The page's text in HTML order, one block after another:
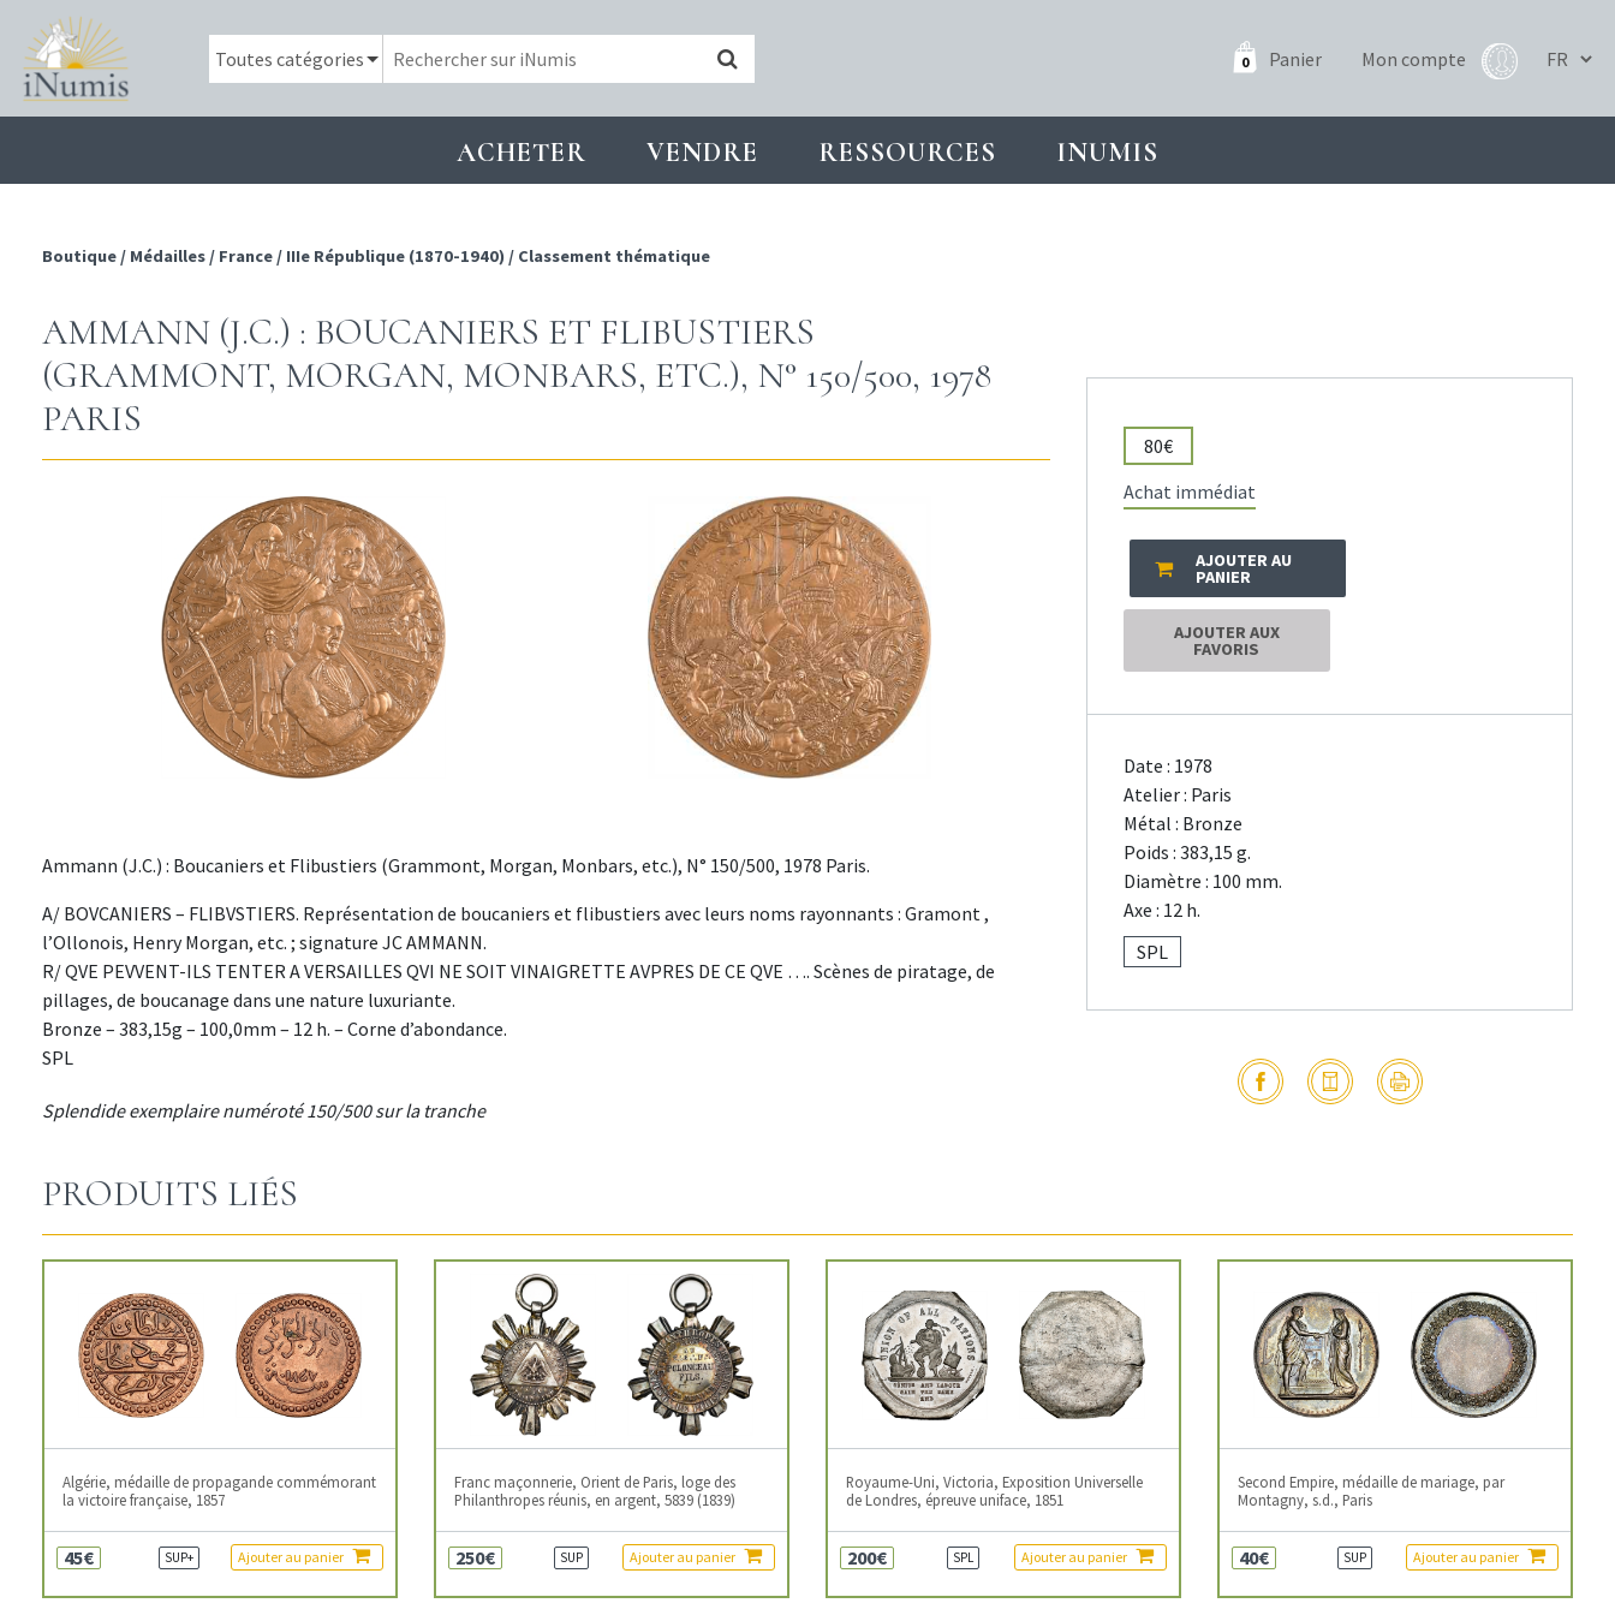
0 Panier Mon compte
ACHETER VENDRE RESSOURCES INUMIS
Boutique / Médailles / France / IIIe République (1870-1940) / Classement thématique
AMMANN (J.C.) : BOUCANIERS ET FLIBUSTIERS
(GRAMMONT, MORGAN, MONBARS, ETC.), N° 150/500, 1978
PARIS
Ammann (J.C.) : Boucaniers et Flibustiers (Grammont, Morgan, Monbars, etc.), N° 150/500, 1978 Paris.
A/ BOVCANIERS – FLIBVSTIERS. Représentation de boucaniers et flibustiers avec leurs noms rayonnants : Gramont ,
l’Ollonois, Henry Morgan, etc. ; signature JC AMMANN.
R/ QVE PEVVENT-ILS TENTER A VERSAILLES QVI NE SOIT VINAIGRETTE AVPRES DE CE QVE …. Scènes de piratage, de
pillages, de boucanage dans une nature luxuriante.
Bronze – 383,15g – 100,0mm – 12 h. – Corne d’abondance.
SPL
Splendide exemplaire numéroté 150/500 sur la tranche
80€
Achat immédiat
AJOUTER AU
PANIER
AJOUTER AUX
FAVORIS
Date : 1978
Atelier : Paris
Métal : Bronze
Poids : 383,15 g.
Diamètre : 100 mm.
Axe : 12 h.
SPL
PRODUITS LIÉS
Algérie, médaille de propagande commémorant
la victoire française, 1857
45€ SUP+ Ajouter au panier
Franc maçonnerie, Orient de Paris, loge des
Philanthropes réunis, en argent, 5839 (1839)
250€ SUP Ajouter au panier
Royaume-Uni, Victoria, Exposition Universelle
de Londres, épreuve uniface, 1851
200€ SPL Ajouter au panier
Second Empire, médaille de mariage, par
Montagny, s.d., Paris
40€ SUP Ajouter au panier